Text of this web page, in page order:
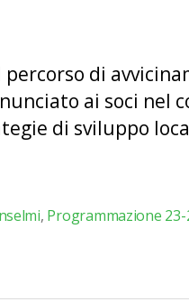
di
ai soci
di sviluppo
, Programmazione 23-